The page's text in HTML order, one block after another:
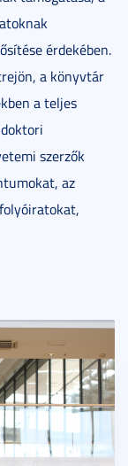
érdekében.
a könyvtár
a teljes
szerzők
az